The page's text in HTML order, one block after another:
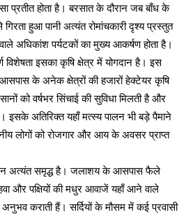
प्रतीत होता है। बरसात के दौरान जब बाँध के
हुआ पानी अत्यंत रोमांचकारी दृश्य प्रस्तुत
अधिकांश पर्यटकों का मुख्य आकर्षण होता है।
विशेषता इसका कृषि क्षेत्र में योगदान है। इस
के अनेक क्षेत्रों की हजारों हेक्टेयर कृषि
को वर्षभर सिंचाई की सुविधा मिलती है और
इसके अतिरिक्त यहाँ मत्स्य पालन भी बड़े पैमाने
लोगों को रोजगार और आय के अवसर प्राप्त
अत्यंत समृद्ध है। जलाशय के आसपास फैले
और पक्षियों की मधुर आवाजें यहाँ आने वाले
अनुभव कराती हैं। सर्दियों के मौसम में कई प्रवासी